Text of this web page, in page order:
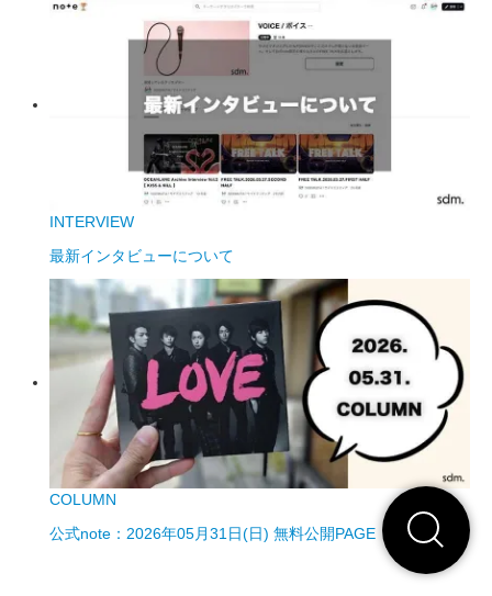
INTERVIEW
最新インタビューについて
COLUMN
公式note：2026年05月31日(日) 無料公開PAGE